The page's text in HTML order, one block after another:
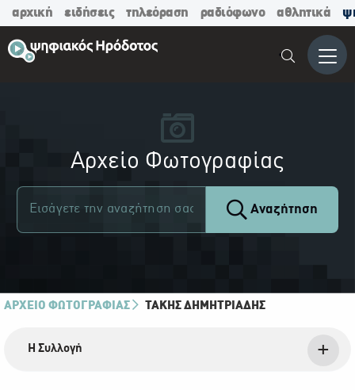
αρχική ειδήσεις τηλεόραση ραδιόφωνο αθλητικά
Μενού
Αρχείο Φωτογραφίας
Αναζήτηση
ΑΡΧΕΙΟ ΦΩΤΟΓΡΑΦΙΑΣ ΤΆΚΗΣ ΔΗΜΗΤΡΙΆΔΗΣ
Η Συλλογή